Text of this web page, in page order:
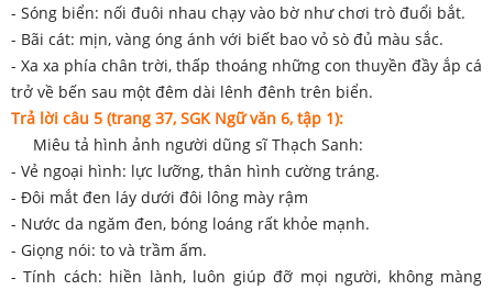
- Sóng biển: nối đuôi nhau chạy vào bờ như chơi trò đuổi bắt.
- Bãi cát: mịn, vàng óng ánh với biết bao vỏ sò đủ màu sắc.
- Xa xa phía chân trời, thấp thoáng những con thuyền đầy ắp cá
trở về bến sau một đêm dài lênh đênh trên biển.
Trả lời câu 5 (trang 37, SGK Ngữ văn 6, tập 1):
Miêu tả hình ảnh người dũng sĩ Thạch Sanh:
- Vẻ ngoại hình: lực lưỡng, thân hình cường tráng.
- Đôi mắt đen láy dưới đôi lông mày rậm
- Nước da ngăm đen, bóng loáng rất khỏe mạnh.
- Giọng nói: to và trầm ấm.
- Tính cách: hiền lành, luôn giúp đỡ mọi người, không màng